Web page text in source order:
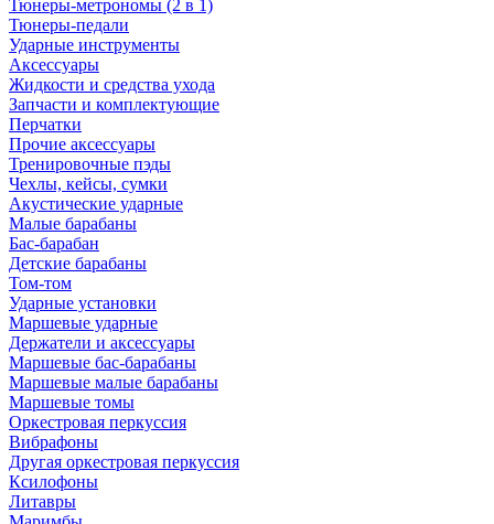
Тюнеры-метрономы (2 в 1)
Тюнеры-педали
Ударные инструменты
Аксессуары
Жидкости и средства ухода
Запчасти и комплектующие
Перчатки
Прочие аксессуары
Тренировочные пэды
Чехлы, кейсы, сумки
Акустические ударные
Mалые барабаны
Бас-барабан
Детские барабаны
Том-том
Ударные установки
Маршевые ударные
Держатели и аксессуары
Маршевые бас-барабаны
Маршевые малые барабаны
Маршевые томы
Оркестровая перкуссия
Вибрафоны
Другая оркестровая перкуссия
Ксилофоны
Литавры